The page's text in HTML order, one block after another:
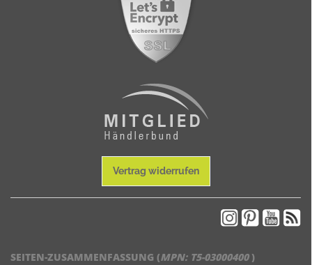
Vertrag widerrufen
SEITEN-ZUSAMMENFASSUNG (MPN: T5-03000400)